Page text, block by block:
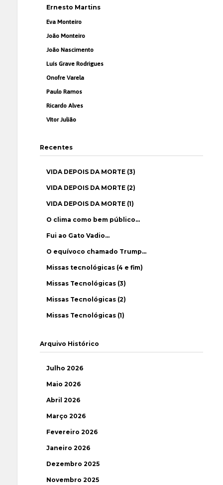
Ernesto Martins
Eva Monteiro
João Monteiro
João Nascimento
Luís Grave Rodrigues
Onofre Varela
Paulo Ramos
Ricardo Alves
Vítor Julião
Recentes
VIDA DEPOIS DA MORTE (3)
VIDA DEPOIS DA MORTE (2)
VIDA DEPOIS DA MORTE (1)
O clima como bem público…
Fui ao Gato Vadio…
O equívoco chamado Trump…
Missas tecnológicas (4 e fim)
Missas Tecnológicas (3)
Missas Tecnológicas (2)
Missas Tecnológicas (1)
Arquivo Histórico
Julho 2026
Maio 2026
Abril 2026
Março 2026
Fevereiro 2026
Janeiro 2026
Dezembro 2025
Novembro 2025